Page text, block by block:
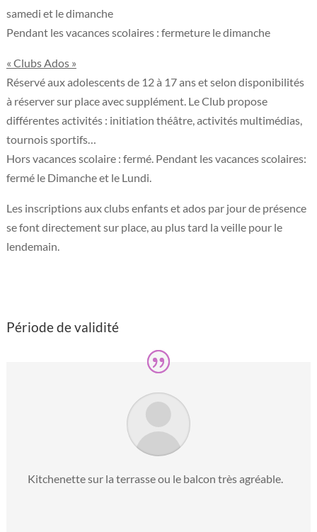
samedi et le dimanche
​Pendant les vacances scolaires : fermeture le dimanche
« Clubs Ados »
Réservé aux adolescents de 12 à 17 ans et selon disponibilités
à réserver sur place avec supplément. Le Club propose
différentes activités : initiation théâtre, activités multimédias,
tournois sportifs…
Hors vacances scolaire : fermé. Pendant les vacances scolaires:
fermé le Dimanche et le Lundi.
Les inscriptions aux clubs enfants et ados par jour de présence
se font directement sur place, au plus tard la veille pour le
lendemain.
Période de validité
Kitchenette sur la terrasse ou le balcon très agréable.